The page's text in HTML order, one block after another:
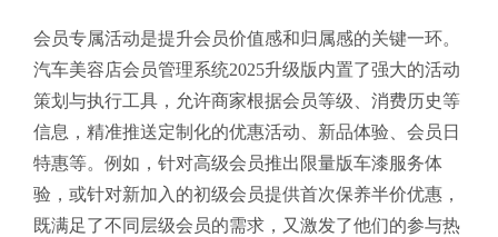
会员专属活动是提升会员价值感和归属感的关键一环。
汽车美容店会员管理系统2025升级版内置了强大的活动
策划与执行工具，允许商家根据会员等级、消费历史等
信息，精准推送定制化的优惠活动、新品体验、会员日
特惠等。例如，针对高级会员推出限量版车漆服务体
验，或针对新加入的初级会员提供首次保养半价优惠，
既满足了不同层级会员的需求，又激发了他们的参与热